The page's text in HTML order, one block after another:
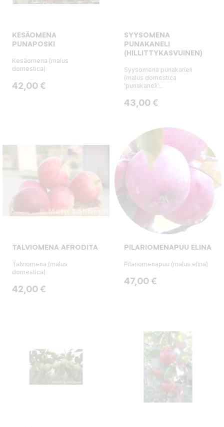
KESÄOMENA
PUNAPOSKI
Kesäomena (malus
domestica)
Hinta
42,00 €
SYYSOMENA
PUNAKANELI
(HILLITTYKASVUINEN)
Syysomena punakaneli
(malus domestica
'punakaneli'...
Hinta
43,00 €
TALVIOMENA AFRODITA
Talviomena (malus
domestica)
Hinta
42,00 €
PILARIOMENAPUU ELINA
Pilariomenapuu (malus elina)
Hinta
47,00 €